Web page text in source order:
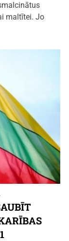
maltītei. Jo
1